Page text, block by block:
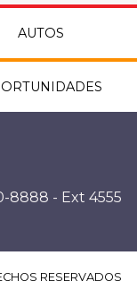
AUTOS
8888 - Ext 4555
RESERVADOS